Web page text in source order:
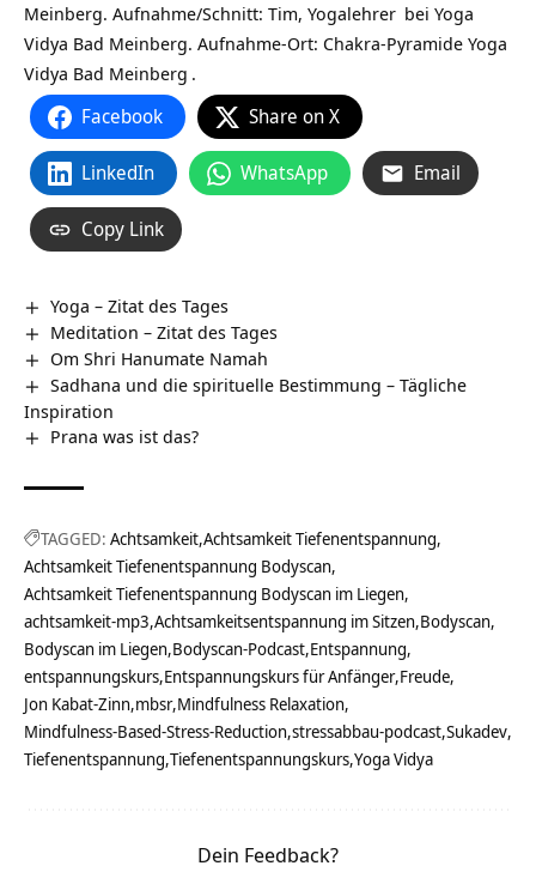
Meinberg. Aufnahme/Schnitt: Tim, Yogalehrer bei Yoga
Vidya Bad Meinberg. Aufnahme-Ort: Chakra-Pyramide Yoga
Vidya Bad Meinberg .
Facebook Share on X
LinkedIn WhatsApp Email
Copy Link
Yoga – Zitat des Tages
Meditation – Zitat des Tages
Om Shri Hanumate Namah
Sadhana und die spirituelle Bestimmung – Tägliche
Inspiration
Prana was ist das?
TAGGED: Achtsamkeit Achtsamkeit Tiefenentspannung
Achtsamkeit Tiefenentspannung Bodyscan
Achtsamkeit Tiefenentspannung Bodyscan im Liegen
achtsamkeit-mp3 Achtsamkeitsentspannung im Sitzen Bodyscan
Bodyscan im Liegen Bodyscan-Podcast Entspannung
entspannungskurs Entspannungskurs für Anfänger Freude
Jon Kabat-Zinn mbsr Mindfulness Relaxation
Mindfulness-Based-Stress-Reduction stressabbau-podcast Sukadev
Tiefenentspannung Tiefenentspannungskurs Yoga Vidya
Dein Feedback?